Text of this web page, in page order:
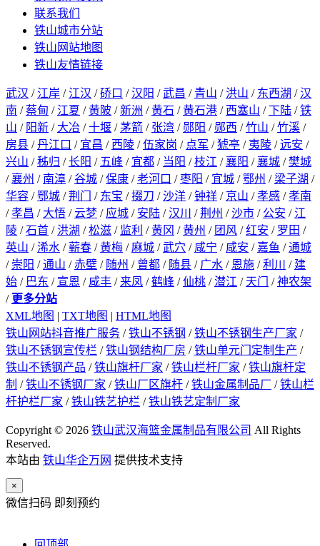
联系我们
铁山城市分站
铁山网站地图
铁山友情链接
武汉 / 江岸 / 江汉 /硚口 /汉阳 /武昌 / 青山 / 洪山 / 东西湖 /汉
南 /蔡甸 / 江夏 /黄陂 /新洲 /黄石 /黄石港 / 西塞山 /下陆 /铁
山 / 阳新 / 大冶 /十堰 /茅箭 / 张湾 / 郧阳 / 郧西 /竹山 /竹溪 /
房县 /丹江口 / 宜昌 / 西陵 /伍家岗 / 点军 /猇亭 / 夷陵 /远安 /
兴山 /秭归 /长阳 / 五峰 / 宜都 / 当阳 /枝江 /襄阳 /襄城 /樊城
/襄州 / 南漳 /谷城 /保康 /老河口 /枣阳 / 宜城 /鄂州 / 梁子湖 /
华容 /鄂城 /荆门 / 东宝 /掇刀 /沙洋 /钟祥 / 京山 /孝感 /孝南
/孝昌 / 大悟 /云梦 / 应城 / 安陆 /汉川 /荆州 /沙市 / 公安 / 江
陵 /石首 / 洪湖 /松滋 / 监利 /黄冈 /黄州 / 团风 /红安 / 罗田 /
英山 /浠水 /蕲春 /黄梅 / 麻城 /武穴 / 咸宁 / 咸安 / 嘉鱼 /通城
/ 崇阳 /通山 /赤壁 / 随州 / 曾都 / 随县 / 广水 / 恩施 /利川 / 建
始 / 巴东 / 宣恩 / 咸丰 / 来凤 /鹤峰 /仙桃 /潜江 / 天门 /神农架
/ 更多分站
XML地图 | TXT地图 | HTML地图
铁山网站抖音推广服务 /铁山不锈钢 /铁山不锈钢生产厂家 /
铁山不锈钢宣传栏 /铁山钢结构厂房 /铁山单元门定制生产 /
铁山不锈钢产品 /铁山旗杆厂家 /铁山栏杆厂家 /铁山旗杆定
制 /铁山不锈钢厂家 /铁山厂区旗杆 /铁山金属制品厂 /铁山栏
杆护栏厂家 /铁山铁艺护栏 /铁山铁艺定制厂家
Copyright © 2026 铁山武汉海篮金属制品有限公司 All Rights
Reserved.
本站由 铁山华企万网 提供技术支持
×
微信扫码 即刻预约